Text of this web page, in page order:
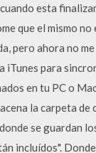
esta
que el mismo
pero ahora no
iTunes para
en tu PC o
la carpeta de
se guardan
incluídos".